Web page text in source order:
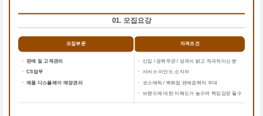
01. 모집요강
모집부문 자격조건
ㆍ 판매 및 고객관리
ㆍ CS업무
ㆍ 제품 디스플레이 매장관리
ㆍ
신입 / 경력무관 / 성격이 밝고 적극적이신 분
ㆍ
서비스 마인드 소지자
ㆍ
코스메틱 / 백화점 판매경력자 우대
ㆍ
브랜드에 대한 이해도가 높으며 책임감은 필수